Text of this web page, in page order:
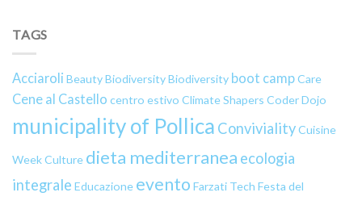
TAGS
Acciaroli BeautyBiodiversityBiodiversity boot campCare
Cene al Castello centro estivo Climate Shapers Coder Dojo
municipality of Pollica ConvivialityCuisine
WeekCulture dieta mediterranea ecologia
integrale Educazione evento Farzati Tech Festa del